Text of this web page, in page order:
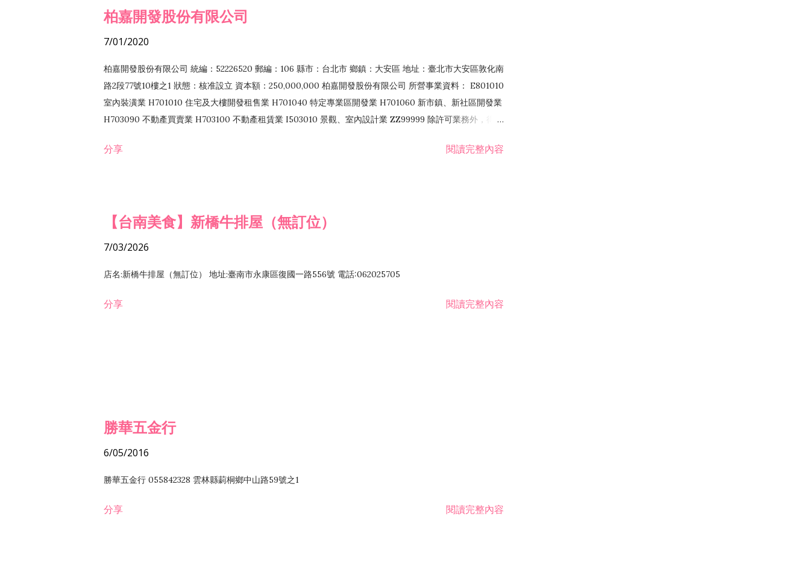
柏嘉開發股份有限公司
7/01/2020
柏嘉開發股份有限公司 統編：52226520 郵編：106 縣市：台北市 鄉鎮：大安區 地址：臺北市大安區敦化南
路2段77號10樓之1 狀態：核准設立 資本額：250,000,000 柏嘉開發股份有限公司 所營事業資料： E801010
室內裝潢業 H701010 住宅及大樓開發租售業 H701040 特定專業區開發業 H701060 新市鎮、新社區開發業
H703090 不動產買賣業 H703100 不動產租賃業 I503010 景觀、室內設計業 ZZ99999 除許可業務外，得經
分享 閱讀完整內容
【台南美食】新橋牛排屋（無訂位）
7/03/2026
店名:新橋牛排屋（無訂位） 地址:臺南市永康區復國一路556號 電話:062025705
分享 閱讀完整內容
勝華五金行
6/05/2016
勝華五金行 055842328 雲林縣莿桐鄉中山路59號之1
分享 閱讀完整內容